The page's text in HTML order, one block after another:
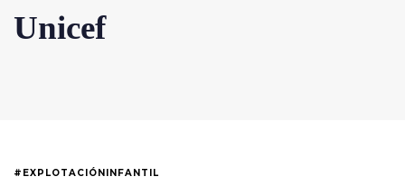
Unicef
#EXPLOTACIÓNINFANTIL